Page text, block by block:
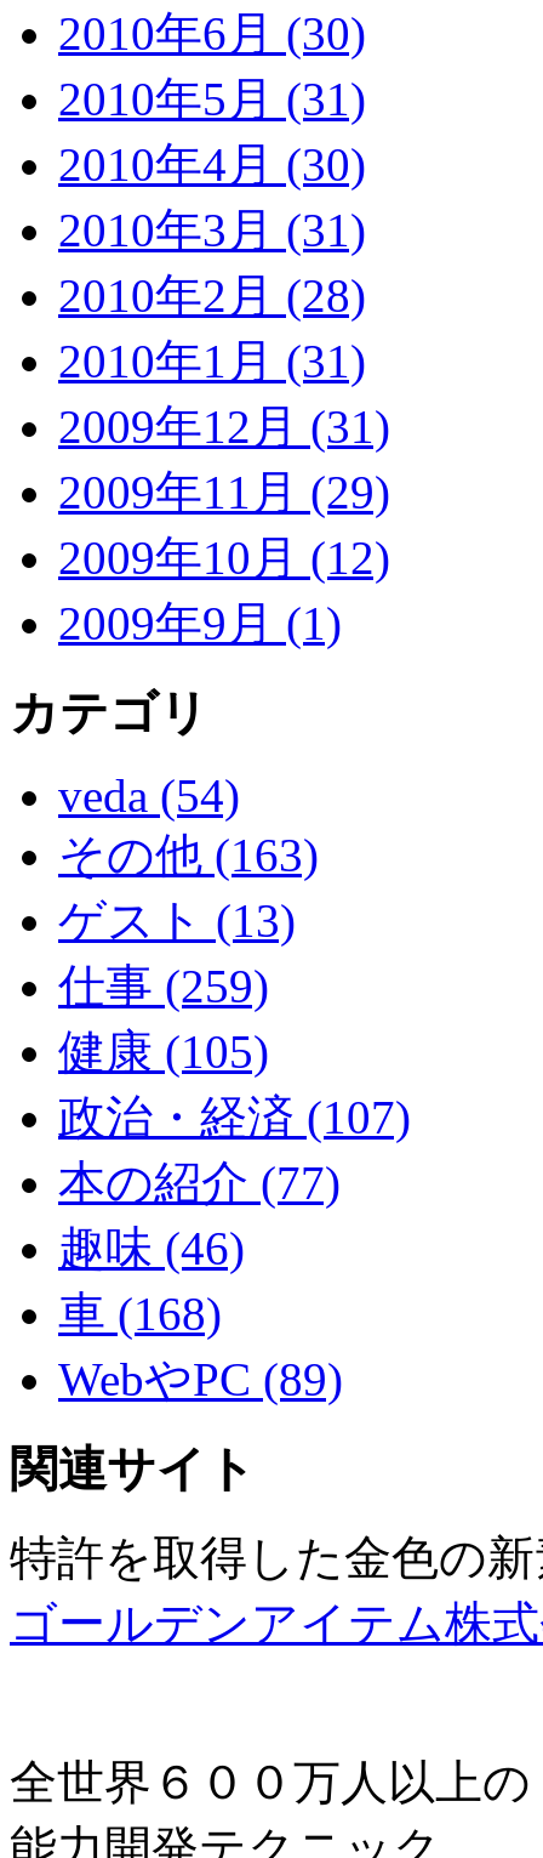
2010年6月 (30)
2010年5月 (31)
2010年4月 (30)
2010年3月 (31)
2010年2月 (28)
2010年1月 (31)
2009年12月 (31)
2009年11月 (29)
2009年10月 (12)
2009年9月 (1)
カテゴリ
veda (54)
その他 (163)
ゲスト (13)
仕事 (259)
健康 (105)
政治・経済 (107)
本の紹介 (77)
趣味 (46)
車 (168)
WebやPC (89)
関連サイト
特許を取得した金色の
ゴールデンアイテム株
全世界６００万人以上の
能力開発テクニック